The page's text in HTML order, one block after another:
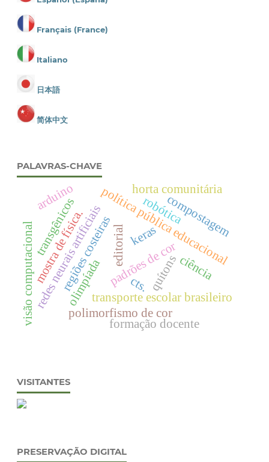
Français (France)
Italiano
日本語
简体中文
PALAVRAS-CHAVE
editorial
olimpíada
política pública educacional
transporte escolar brasileiro
padrões de cor
polimorfismo de cor
quítons
regiões costeiras
robótica
redes neurais artificiais
visão computacional keras
mostra de física.
formação docente
transgênicos
cts.
horta comunitária
compostagem
ciência
arduino
VISITANTES
PRESERVAÇÃO DIGITAL